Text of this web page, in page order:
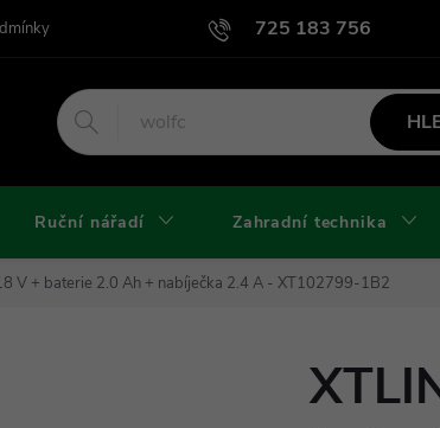
725 183 756
Podmínky užití webu Podmínky ochrany
Ruční nářadí Zahradní technika
V + baterie 2.0 Ah + nabíječka 2.4 A - XT102799-1B2